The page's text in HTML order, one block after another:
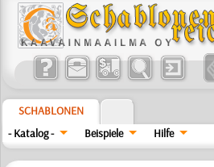
SCHABLONEN
- Katalog -
Beispiele Hilfe